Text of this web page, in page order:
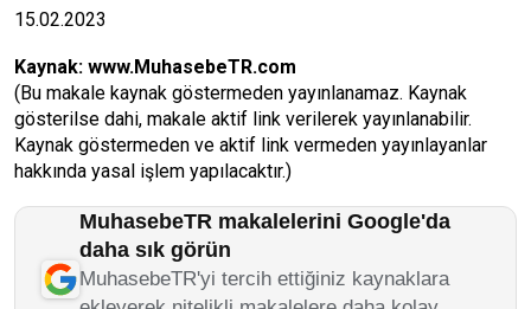
15.02.2023
Kaynak: www.MuhasebeTR.com
(Bu makale kaynak göstermeden yayınlanamaz. Kaynak
gösterilse dahi, makale aktif link verilerek yayınlanabilir.
Kaynak göstermeden ve aktif link vermeden yayınlayanlar
hakkında yasal işlem yapılacaktır.)
MuhasebeTR makalelerini Google'da
daha sık görün
MuhasebeTR'yi tercih ettiğiniz kaynaklara